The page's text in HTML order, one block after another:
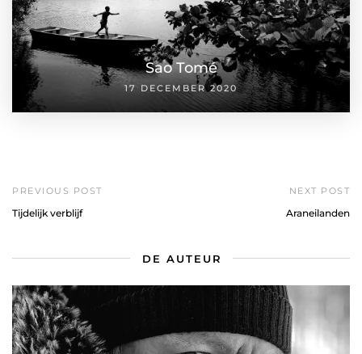
Sao Tomé
17 DECEMBER 2020
PREVIOUS POST
Tijdelijk verblijf
NEXT POST
Araneilanden
DE AUTEUR